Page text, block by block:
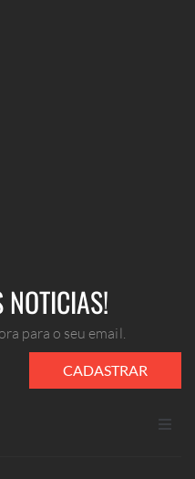
NOTICIAS!
para o seu email.
CADASTRAR